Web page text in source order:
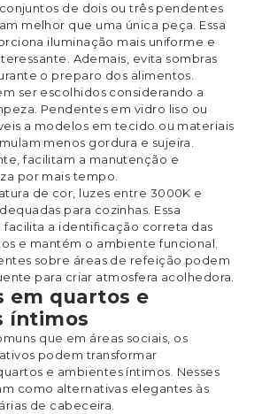
de dois ou três pendentes
melhor que uma única peça. Essa
iluminação mais uniforme e
Ademais, evita sombras
o preparo dos alimentos.
ser escolhidos considerando a
Pendentes em vidro liso ou
a modelos em tecido ou materiais
menos gordura e sujeira.
facilitam a manutenção e
por mais tempo.
de cor, luzes entre 3000K e
para cozinhas. Essa
a identificação correta das
e mantém o ambiente funcional.
sobre áreas de refeição podem
para criar atmosfera acolhedora.
em quartos e
íntimos
que em áreas sociais, os
podem transformar
e ambientes íntimos. Nesses
como alternativas elegantes às
de cabeceira.